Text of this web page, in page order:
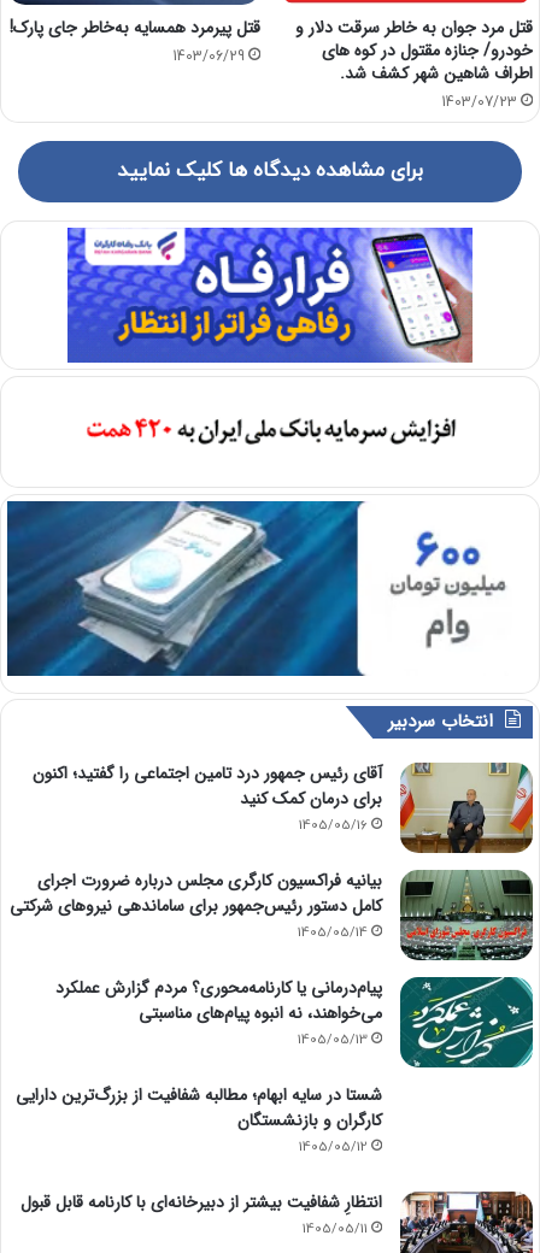
قتل مرد جوان به خاطر سرقت دلار و
خودرو/ جنازه مقتول در کوه های
اطراف شاهین شهر کشف شد.
1403/07/23
قتل پیرمرد همسایه به‌خاطر جای پارک!
1403/06/29
برای مشاهده دیدگاه ها کلیک نمایید
انتخاب سردبیر
آقای رئیس جمهور درد تامین اجتماعی را گفتید؛ اکنون
برای درمان کمک کنید
1405/05/16
بیانیه فراکسیون کارگری مجلس درباره ضرورت اجرای
کامل دستور رئیس‌جمهور برای ساماندهی نیروهای شرکتی
1405/05/14
پیام‌درمانی یا کارنامه‌محوری؟ مردم گزارش عملکرد
می‌خواهند، نه انبوه پیام‌های مناسبتی
1405/05/13
شستا در سایه ابهام؛ مطالبه شفافیت از بزرگ‌ترین دارایی
کارگران و بازنشستگان
1405/05/12
انتظارِ شفافیت بیشتر از دبیرخانه‌ای با کارنامه قابل قبول
1405/05/11